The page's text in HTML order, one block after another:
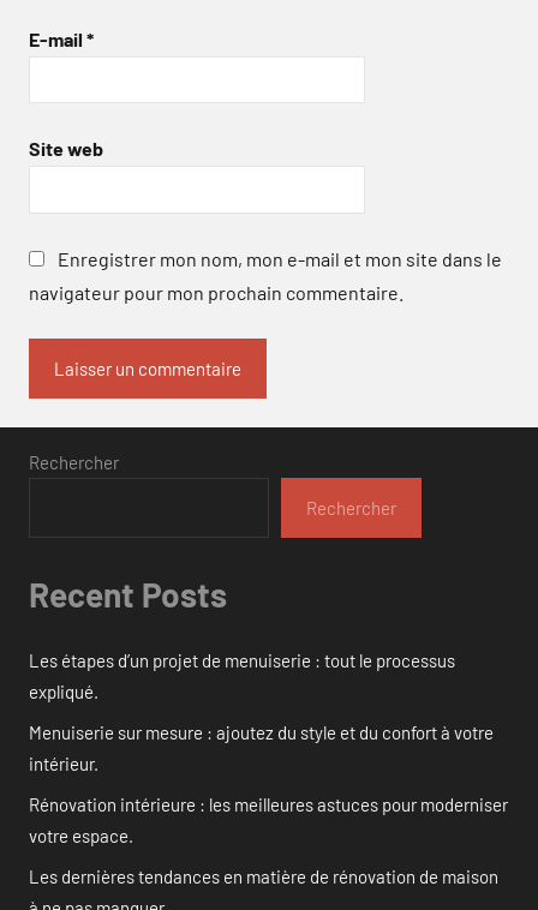
E-mail *
Site web
Enregistrer mon nom, mon e-mail et mon site dans le
navigateur pour mon prochain commentaire.
Rechercher
Rechercher
Recent Posts
Les étapes d’un projet de menuiserie : tout le processus
expliqué.
Menuiserie sur mesure : ajoutez du style et du confort à votre
intérieur.
Rénovation intérieure : les meilleures astuces pour moderniser
votre espace.
Les dernières tendances en matière de rénovation de maison